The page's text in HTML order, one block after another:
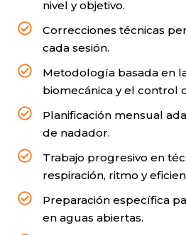
nivel y objetivo.
Correcciones técnicas
cada sesión.
Metodología basada en
biomecánica y el control
Planificación mensual
de nadador.
Trabajo progresivo en
respiración, ritmo y
Preparación específica
en aguas abiertas.